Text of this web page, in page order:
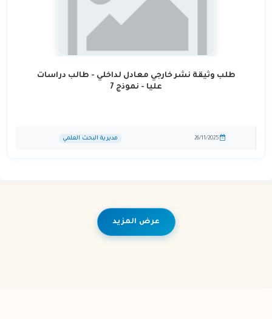
طلب وثيقة نشر خارجي معادل لداخلي - طالب دراسات
عليا - نموذج 7
26/11/2025 مديرية البحث العلمي
عرض المزيد